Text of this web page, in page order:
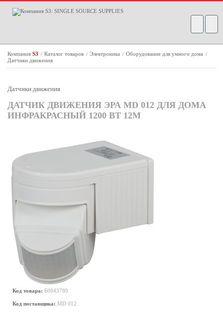
Компания S3 / Каталог товаров / Электроника / Оборудование для умного дома /
Датчики движения
Датчики движения
ДАТЧИК ДВИЖЕНИЯ ЭРА MD 012 ДЛЯ ДОМА
ИНФРАКРАСНЫЙ 1200 ВТ 12М
Код товара: Б0043789
Код поставщика: MD 012